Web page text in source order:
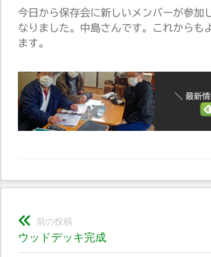
今日から保存会に新しいメンバーが参加
なりました。中島さんです。これからも
ます。
＼ 最新
投
稿
前の投稿
前
の
ウッドデッキ完成